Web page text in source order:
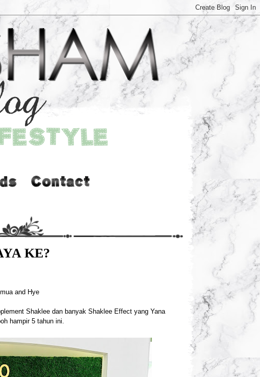
KE?
and Hye
Shaklee dan banyak Shaklee Effect yang Yana
hampir 5 tahun ini.